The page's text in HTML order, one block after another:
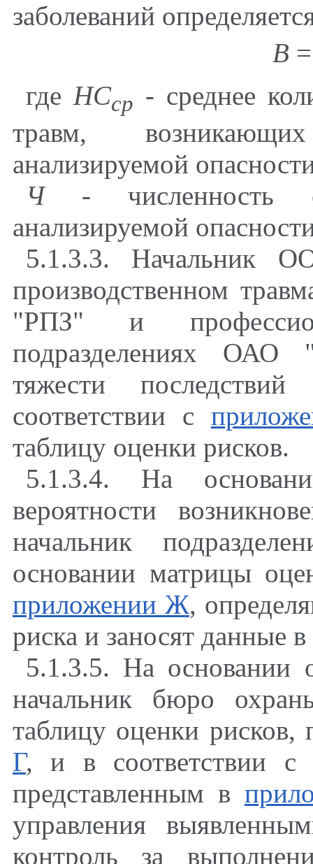
заболеваний
В
где НСср - среднее
травм,
анализируемой
Ч- численность
анализируемой
5.1.3.3. Начальник
производственном
"РПЗ" и
подразделениях ОАО
тяжести
соответствии с
таблицу оценки рисков.
5.1.3.4. На
вероятности
начальник
основании матрицы
приложении Ж,
риска и заносят данные
5.1.3.5. На основании
начальник бюро
таблицу оценки
Г, и в соответствии с
представленным в
управления
контроль за